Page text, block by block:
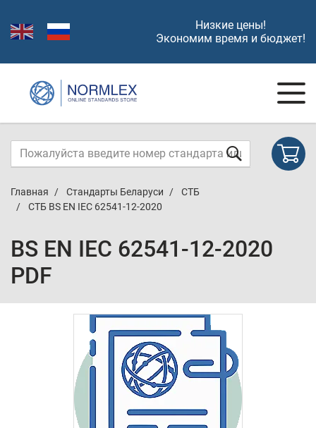
Низкие цены!
Экономим время и бюджет!
Главная Стандарты Беларуси
СТБ
СТБ BS EN IEC 62541-12-2020
BS EN IEC 62541-12-2020
PDF